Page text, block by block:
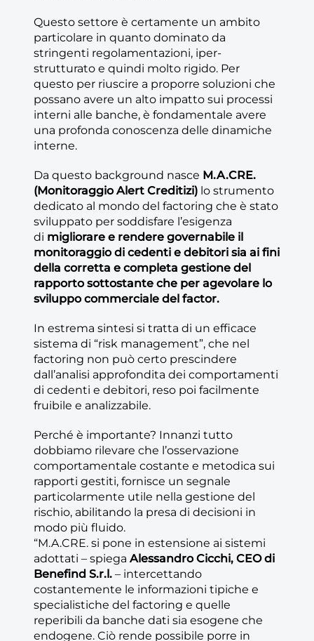
Questo settore è certamente un ambito
particolare in quanto dominato da
stringenti regolamentazioni, iper-
strutturato e quindi molto rigido. Per
questo per riuscire a proporre soluzioni che
possano avere un alto impatto sui processi
interni alle banche, è fondamentale avere
una profonda conoscenza delle dinamiche
interne.
Da questo background nasce M.A.CRE.
(Monitoraggio Alert Creditizi) lo strumento
dedicato al mondo del factoring che è stato
sviluppato per soddisfare l’esigenza
di migliorare e rendere governabile il
monitoraggio di cedenti e debitori sia ai fini
della corretta e completa gestione del
rapporto sottostante che per agevolare lo
sviluppo commerciale del factor.
In estrema sintesi si tratta di un efficace
sistema di “risk management”, che nel
factoring non può certo prescindere
dall’analisi approfondita dei comportamenti
di cedenti e debitori, reso poi facilmente
fruibile e analizzabile.
Perché è importante? Innanzi tutto
dobbiamo rilevare che l’osservazione
comportamentale costante e metodica sui
rapporti gestiti, fornisce un segnale
particolarmente utile nella gestione del
rischio, abilitando la presa di decisioni in
modo più fluido.
“M.A.CRE. si pone in estensione ai sistemi
adottati – spiega Alessandro Cicchi, CEO di
Benefind S.r.l. – intercettando
costantemente le informazioni tipiche e
specialistiche del factoring e quelle
reperibili da banche dati sia esogene che
endogene. Ciò rende possibile porre in